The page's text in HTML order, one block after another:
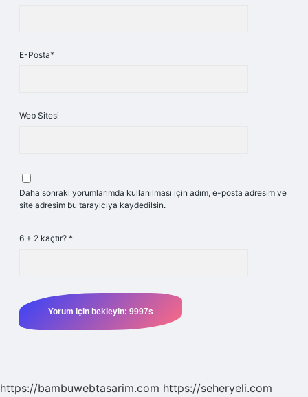
E-Posta*
Web Sitesi
Daha sonraki yorumlarımda kullanılması için adım, e-posta adresim ve
site adresim bu tarayıcıya kaydedilsin.
6 + 2 kaçtır? *
https://bambuwebtasarim.com https://seheryeli.com